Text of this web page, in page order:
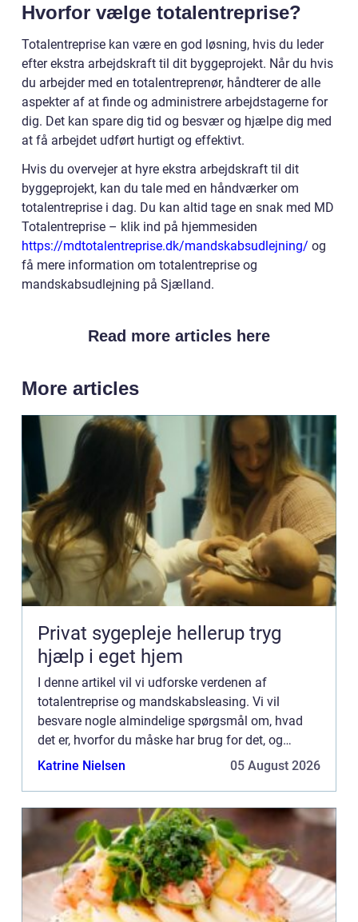
Hvorfor vælge totalentreprise?
Totalentreprise kan være en god løsning, hvis du leder
efter ekstra arbejdskraft til dit byggeprojekt. Når du hvis
du arbejder med en totalentreprenør, håndterer de alle
aspekter af at finde og administrere arbejdstagerne for
dig. Det kan spare dig tid og besvær og hjælpe dig med
at få arbejdet udført hurtigt og effektivt.
Hvis du overvejer at hyre ekstra arbejdskraft til dit
byggeprojekt, kan du tale med en håndværker om
totalentreprise i dag. Du kan altid tage en snak med MD
Totalentreprise – klik ind på hjemmesiden
https://mdtotalentreprise.dk/mandskabsudlejning/ og
få mere information om totalentreprise og
mandskabsudlejning på Sjælland.
Read more articles here
More articles
Privat sygepleje hellerup tryg
hjælp i eget hjem
I denne artikel vil vi udforske verdenen af
totalentreprise og mandskabsleasing. Vi vil
besvare nogle almindelige spørgsmål om, hvad
det er, hvorfor du måske har brug for det, og
hvordan det fungerer. Hvad er totalentreprise?
Katrine Nielsen 05 August 2026